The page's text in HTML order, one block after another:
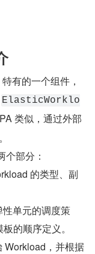
有的一个组件，
ElasticWorklo
类似，通过外部
部分：
的类型、副
单元的调度策
的顺序定义。
Workload，并根据